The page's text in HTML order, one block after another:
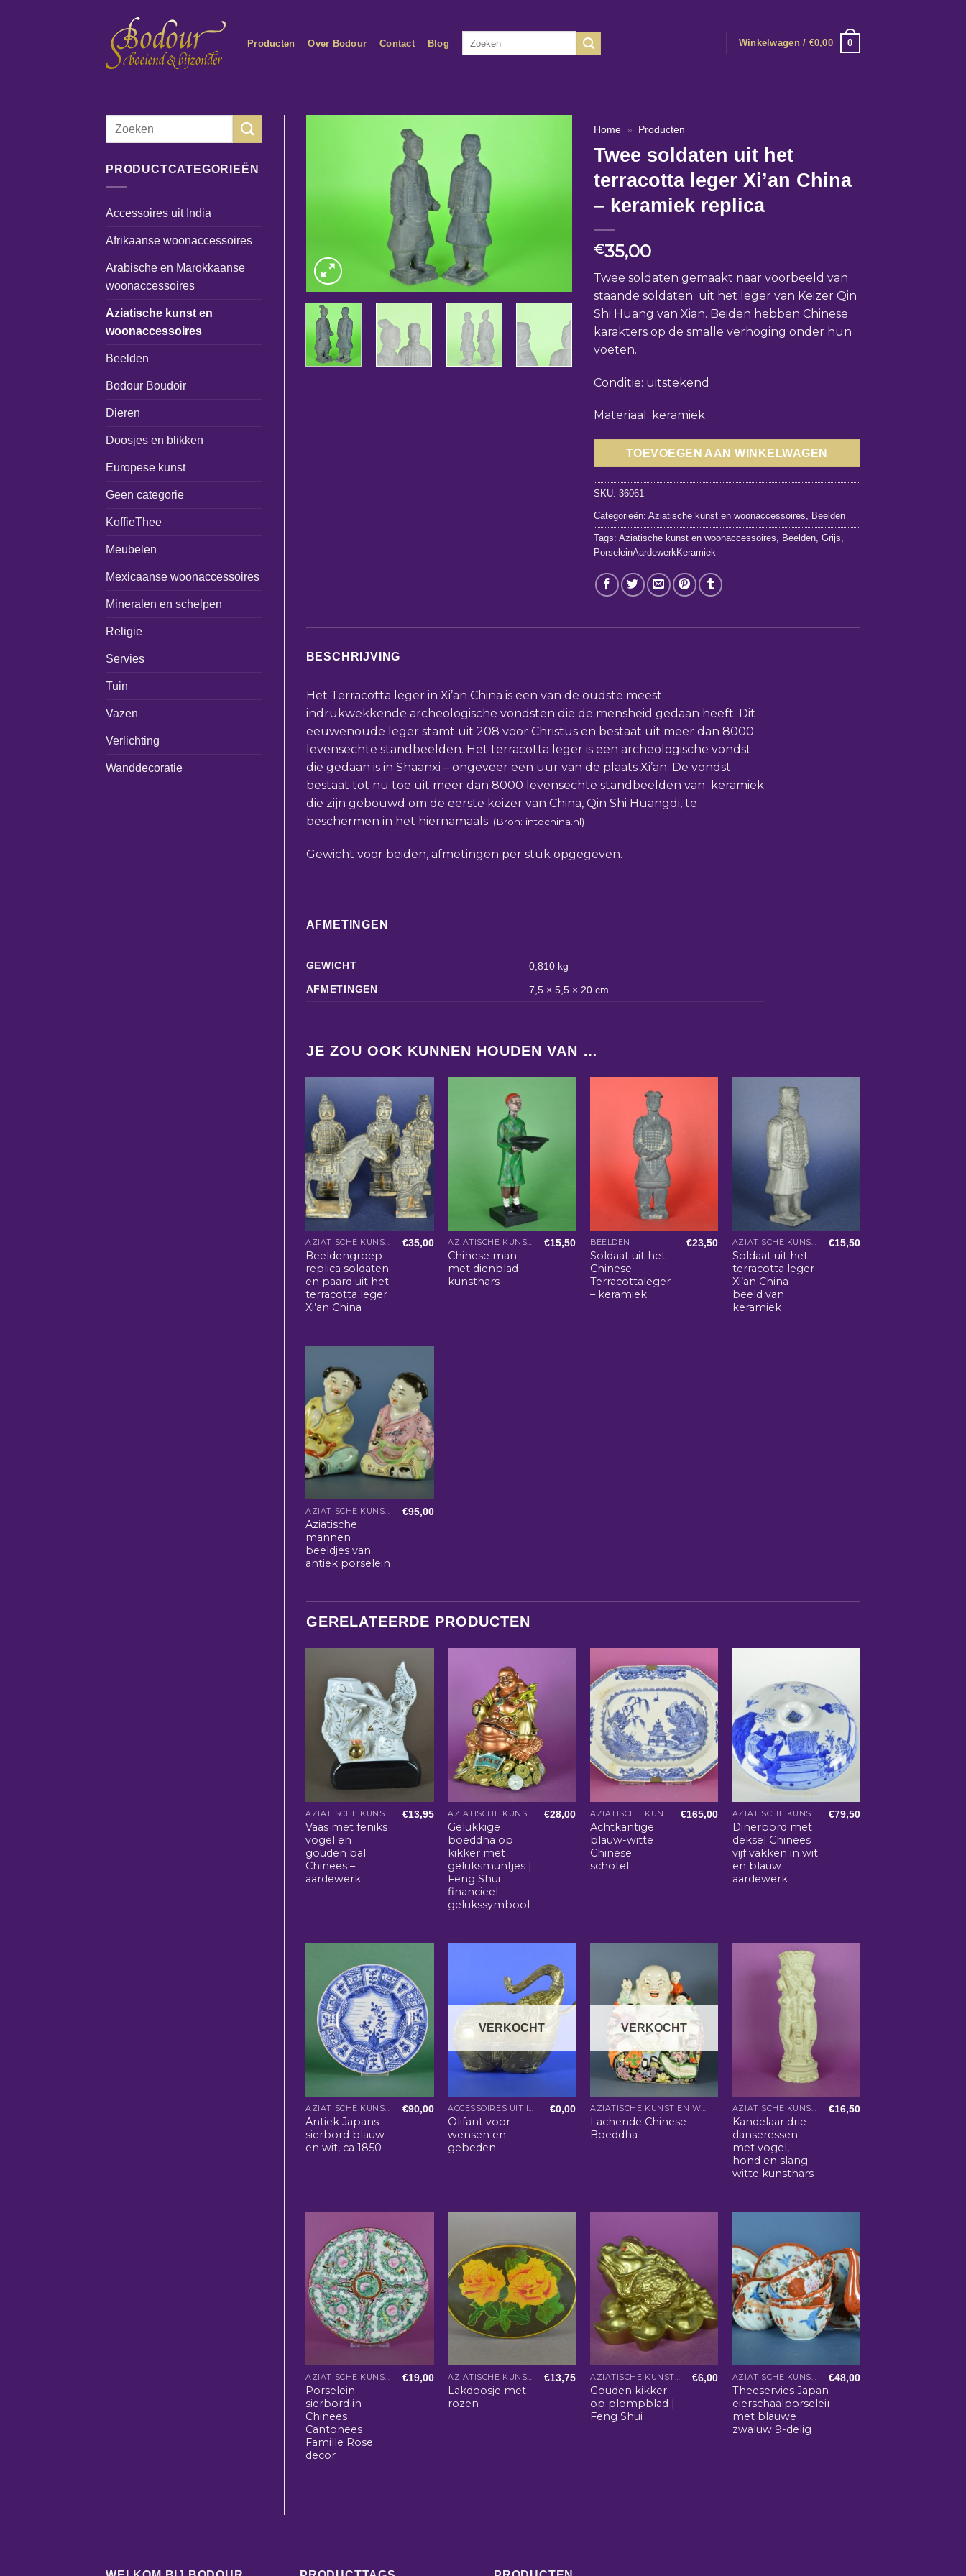
Producten Over Bodour Contact Blog Winkelwagen / €0,00 0
Zoeken
PRODUCTCATEGORIEËN
Accessoires uit India
Afrikaanse woonaccessoires
Arabische en Marokkaanse
woonaccessoires
Aziatische kunst en
woonaccessoires
Beelden
Bodour Boudoir
Dieren
Doosjes en blikken
Europese kunst
Geen categorie
KoffieThee
Meubelen
Mexicaanse woonaccessoires
Mineralen en schelpen
Religie
Servies
Tuin
Vazen
Verlichting
Wanddecoratie
Home » Producten
Twee soldaten uit het
terracotta leger Xi’an China
– keramiek replica
€35,00
Twee soldaten gemaakt naar voorbeeld van
staande soldaten uit het leger van Keizer Qin
Shi Huang van Xian. Beiden hebben Chinese
karakters op de smalle verhoging onder hun
voeten.
Conditie: uitstekend
Materiaal: keramiek
TOEVOEGEN AAN WINKELWAGEN
SKU:36061
Categorieën:Aziatische kunst en woonaccessoires Beelden
Tags:Aziatische kunst en woonaccessoires Beelden ,Grijs
PorseleinAardewerkKeramiek
BESCHRIJVING
Het Terracotta leger in Xi’an China is een van de oudste meest
indrukwekkende archeologische vondsten die de mensheid gedaan heeft. Dit
eeuwenoude leger stamt uit 208 voor Christus en bestaat uit meer dan 8000
levensechte standbeelden. Het terracotta leger is een archeologische vondst
die gedaan is in Shaanxi – ongeveer een uur van de plaats Xi’an. De vondst
bestaat tot nu toe uit meer dan 8000 levensechte standbeelden van keramiek
die zijn gebouwd om de eerste keizer van China, Qin Shi Huangdi, te
beschermen in het hiernamaals. (Bron: intochina.nl)
Gewicht voor beiden, afmetingen per stuk opgegeven.
AFMETINGEN
GEWICHT
0,810 kg
AFMETINGEN
7,5 × 5,5 × 20 cm
JE ZOU OOK KUNNEN HOUDEN VAN …
AZIATISCHE KUNST EN WOONACCESSOIRES
Beeldengroep
replica soldaten
en paard uit het
terracotta leger
Xi’an China
€35,00 AZIATISCHE KUNST EN WOONACCESSOIRES
Chinese man
met dienblad –
kunsthars
€15,50 BEELDEN
Soldaat uit het
Chinese
Terracottaleger
– keramiek
€23,50 AZIATISCHE KUNST EN WOONACCESSOIRES
Soldaat uit het
terracotta leger
Xi’an China –
beeld van
keramiek
€15,50
AZIATISCHE KUNST EN WOONACCESSOIRES
Aziatische
mannen
beeldjes van
antiek porselein
€95,00
GERELATEERDE PRODUCTEN
AZIATISCHE KUNST EN WOONACCESSOIRES
Vaas met feniks
vogel en
gouden bal
Chinees –
aardewerk
€13,95 AZIATISCHE KUNST EN WOONACCESSOIRES
Gelukkige
boeddha op
kikker met
geluksmuntjes |
Feng Shui
financieel
gelukssymbool
€28,00 AZIATISCHE KUNST EN WOONACCESSOIRES
Achtkantige
blauw-witte
Chinese
schotel
€165,00 AZIATISCHE KUNST EN WOONACCESSOIRES
Dinerbord met
deksel Chinees
vijf vakken in wit
en blauw
aardewerk
€79,50
AZIATISCHE KUNST EN WOONACCESSOIRES
Antiek Japans
sierbord blauw
en wit, ca 1850
€90,00
VERKOCHT
ACCESSOIRES UIT INDIA
Olifant voor
wensen en
gebeden
€0,00
VERKOCHT
AZIATISCHE KUNST EN WOONACCESSOIRES
Lachende Chinese
Boeddha
AZIATISCHE KUNST EN WOONACCESSOIRES
Kandelaar drie
danseressen
met vogel,
hond en slang –
witte kunsthars
€16,50
AZIATISCHE KUNST EN WOONACCESSOIRES
Porselein
sierbord in
Chinees
Cantonees
Famille Rose
decor
€19,00 AZIATISCHE KUNST EN WOONACCESSOIRES
Lakdoosje met
rozen
€13,75 AZIATISCHE KUNST EN WOONACCESSOIRES
Gouden kikker
op plompblad |
Feng Shui
€6,00 AZIATISCHE KUNST EN WOONACCESSOIRES
Theeservies Japans
eierschaalporselein
met blauwe
zwaluw 9-delig
€48,00